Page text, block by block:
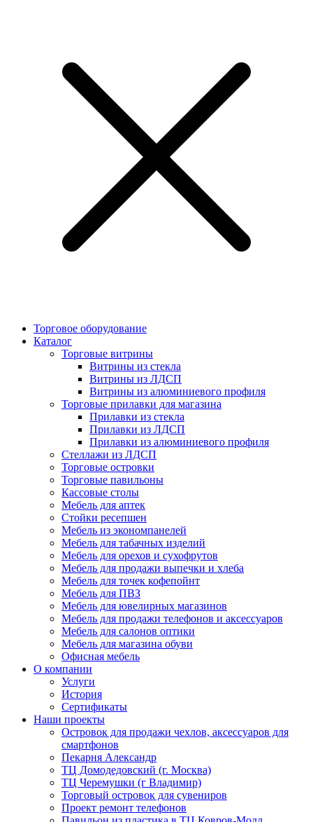
Торговое оборудование
Каталог
Торговые витрины
Витрины из cтекла
Витрины из ЛДСП
Витрины из алюминиевого профиля
Торговые прилавки для магазина
Прилавки из стекла
Прилавки из ЛДСП
Прилавки из алюминиевого профиля
Стеллажи из ЛДСП
Торговые островки
Торговые павильоны
Кассовые столы
Мебель для аптек
Стойки ресепшен
Мебель из экономпанелей
Мебель для табачных изделий
Мебель для орехов и сухофрутов
Мебель для продажи выпечки и хлеба
Мебель для точек кофепойнт
Мебель для ПВЗ
Мебель для ювелирных магазинов
Мебель для продажи телефонов и аксессуаров
Мебель для салонов оптики
Мебель для магазина обуви
Офисная мебель
О компании
Услуги
История
Сертификаты
Наши проекты
Островок для продажи чехлов, аксессуаров для
смартфонов
Пекарня Александр
ТЦ Домодедовский (г. Москва)
ТЦ Черемушки (г Владимир)
Торговый островок для сувениров
Проект ремонт телефонов